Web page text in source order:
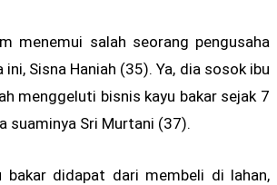
menemui salah seorang pengusaha
ini, Sisna Haniah (35). Ya, dia sosok ibu
menggeluti bisnis kayu bakar sejak 7
suaminya Sri Murtani (37).
bakar didapat dari membeli di lahan,